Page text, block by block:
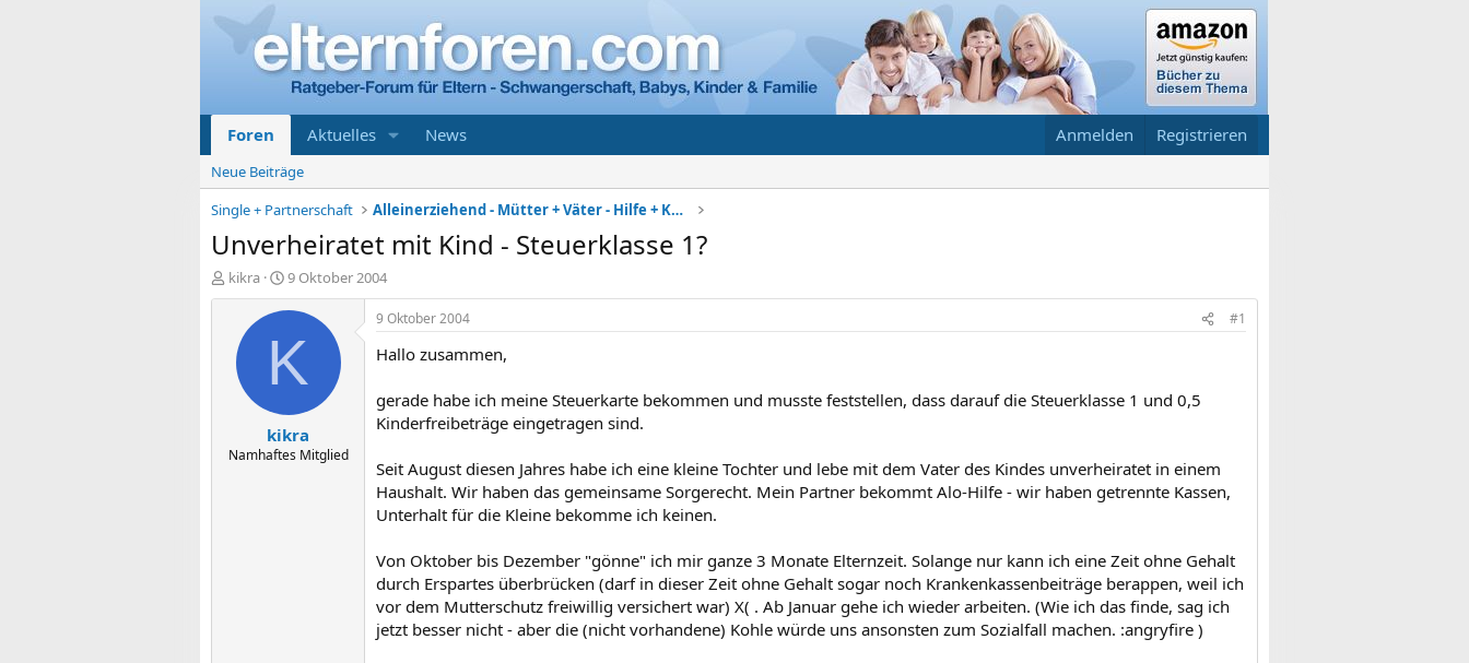
Foren Aktuelles News Anmelden Registrieren
Neue Beiträge
Single + Partnerschaft
Alleinerziehend - Mütter + Väter - Hilfe + Kontakt
Unverheiratet mit Kind - Steuerklasse 1?
E
r
kikra
E
r
s
e
l
t
a
m
9 Oktober 2004
K
kikra
Namhaftes Mitglied
9 Oktober 2004 #1
Hallo zusammen,
gerade habe ich meine Steuerkarte bekommen und musste feststellen, dass darauf die Steuerklasse 1 und 0,5
Kinderfreibeträge eingetragen sind.
Seit August diesen Jahres habe ich eine kleine Tochter und lebe mit dem Vater des Kindes unverheiratet in einem
Haushalt. Wir haben das gemeinsame Sorgerecht. Mein Partner bekommt Alo-Hilfe - wir haben getrennte Kassen,
Unterhalt für die Kleine bekomme ich keinen.
Von Oktober bis Dezember "gönne" ich mir ganze 3 Monate Elternzeit. Solange nur kann ich eine Zeit ohne Gehalt
durch Erspartes überbrücken (darf in dieser Zeit ohne Gehalt sogar noch Krankenkassenbeiträge berappen, weil ich
vor dem Mutterschutz freiwillig versichert war) X( . Ab Januar gehe ich wieder arbeiten. (Wie ich das finde, sag ich
jetzt besser nicht - aber die (nicht vorhandene) Kohle würde uns ansonsten zum Sozialfall machen. :angryfire )